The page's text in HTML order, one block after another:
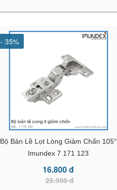
- 35%
Bộ Bản Lề Lọt Lòng Giảm Chấn 105°
Imundex 7 171 123
16.800 đ
25.900 đ